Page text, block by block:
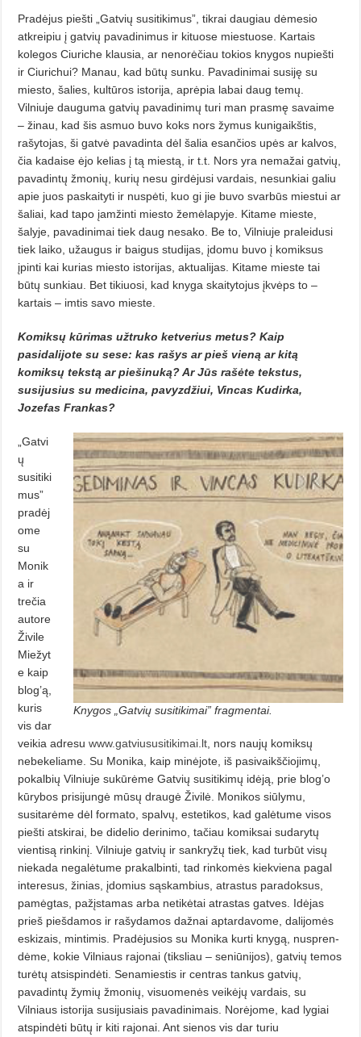
Pradėjus piešti „Gatvių susitikimus”, tikrai daugiau dėmesio
atkreipiu į gatvių pavadinimus ir kituose miestuose. Kartais
kolegos Ciuriche klausia, ar nenorėčiau tokios knygos nupiešti
ir Ciurichui? Manau, kad būtų sunku. Pavadinimai susiję su
miesto, šalies, kultūros istorija, aprėpia labai daug temų.
Vilniuje dauguma gatvių pavadinimų turi man prasmę savaime
– žinau, kad šis asmuo buvo koks nors žymus kunigaikštis,
rašytojas, ši gatvė pavadinta dėl šalia esančios upės ar kalvos,
čia kadaise ėjo kelias į tą miestą, ir t.t. Nors yra nemažai gatvių,
pavadintų žmonių, kurių nesu girdėjusi vardais, nesunkiai galiu
apie juos paskaityti ir nuspėti, kuo gi jie buvo svarbūs miestui ar
šaliai, kad tapo įamžinti miesto žemėlapyje. Kitame mieste,
šalyje, pavadinimai tiek daug nesako. Be to, Vilniuje praleidusi
tiek laiko, užaugus ir baigus studijas, įdomu buvo į komiksus
įpinti kai kurias miesto istorijas, aktualijas. Kitame mieste tai
būtų sunkiau. Bet tikiuosi, kad knyga skaitytojus įkvėps to –
kartais – imtis savo mieste.
Komiksų kūrimas užtruko ketverius metus? Kaip
pasidalijote su sese: kas rašys ar pieš vieną ar kitą
komiksų tekstą ar piešinuką? Ar Jūs rašėte tekstus,
susijusius su medicina, pavyzdžiui, Vincas Kudirka,
Jozefas Frankas?
Knygos „Gatvių susitikimai” fragmentai.
„Gatvi
ų
susitiki
mus”
pradėj
ome
su
Monik
a ir
trečia
autore
Živile
Miežyt
e kaip
blog’ą,
kuris
vis dar
veikia adresuwww.gatviususitikimai.lt , nors naujų komiksų
nebekeliame. Su Monika, kaip minėjote, iš pasivaikščiojimų,
pokalbių Vilniuje sukūrėme Gatvių susitikimų idėją, prie blog’o
kūrybos prisijungė mūsų draugė Živilė. Monikos siūlymu,
susitarėme dėl formato, spalvų, estetikos, kad galėtume visos
piešti atskirai, be didelio derinimo, tačiau komiksai sudarytų
vientisą rinkinį. Vilniuje gatvių ir sankryžų tiek, kad turbūt visų
niekada negalėtume prakalbinti, tad rinkomės kiekviena pagal
interesus, žinias, įdomius sąskambius, atrastus paradoksus,
pamėgtas, pažįstamas arba netikėtai atrastas gatves. Idėjas
prieš piešdamos ir rašydamos dažnai aptardavome, dalijomės
eskizais, mintimis. Pradėjusios su Monika kurti knygą, nuspren­
dėme, kokie Vilniaus rajonai (tiksliau – seniūnijos), gatvių temos
turėtų atsispindėti. Senamiestis ir centras tankus gatvių,
pavadintų žymių žmonių, visuo­menės veikėjų vardais, su
Vilniaus istorija susijusiais pavadinimais. Norėjome, kad lygiai
atspindėti būtų ir kiti rajonai. Ant sienos vis dar turiu